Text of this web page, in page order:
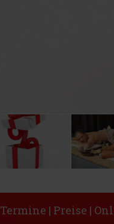
Termine | Preise |